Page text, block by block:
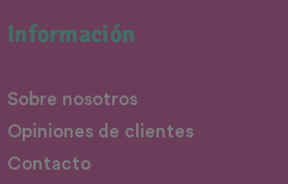
Información
Sobre nosotros
Opiniones de clientes
Contacto